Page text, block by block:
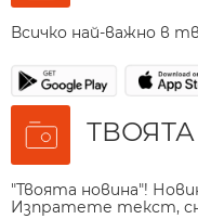
Всичко най-важно в
"Твоята новина"!
Изпратете текст,